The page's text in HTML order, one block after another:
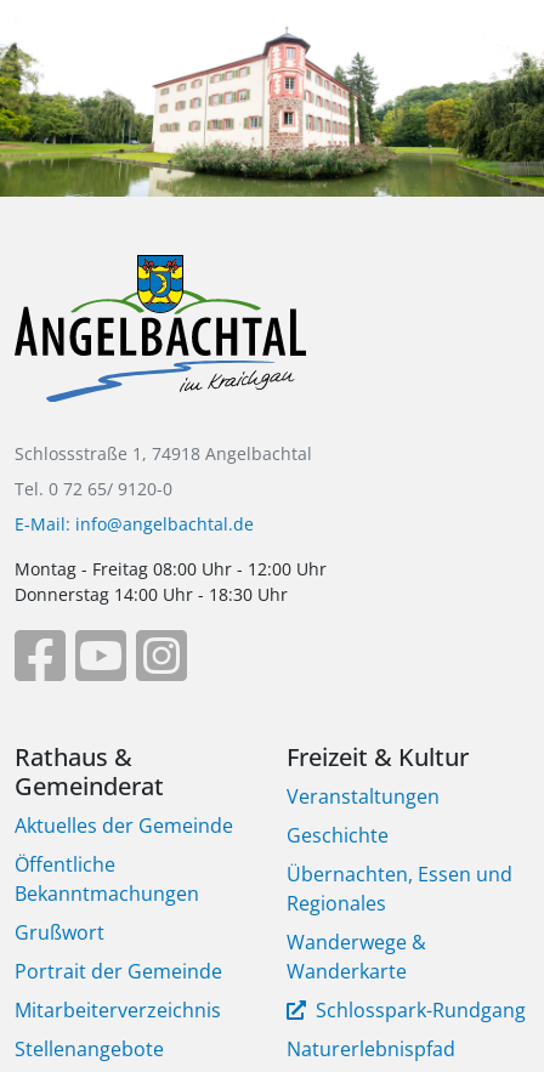
Schlossstraße 1, 74918 Angelbachtal
Tel. 0 72 65/ 9120-0
E-Mail: info@angelbachtal.de
Montag - Freitag 08:00 Uhr - 12:00 Uhr
Donnerstag 14:00 Uhr - 18:30 Uhr
Rathaus &
Gemeinderat
Aktuelles der Gemeinde
Öffentliche
Bekanntmachungen
Grußwort
Portrait der Gemeinde
Mitarbeiterverzeichnis
Stellenangebote
Freizeit & Kultur
Veranstaltungen
Geschichte
Übernachten, Essen und
Regionales
Wanderwege &
Wanderkarte
Schlosspark-Rundgang
Naturerlebnispfad